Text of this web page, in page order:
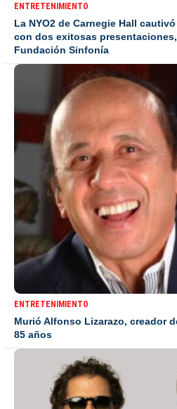
ENTRETENIMIENTO
La NYO2 de Carnegie Hall
con dos exitosas
Fundación Sinfonía
ENTRETENIMIENTO
Murió Alfonso Lizarazo, creador
85 años